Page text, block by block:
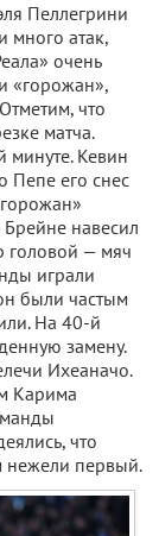
Пеллегрини
много атак,
очень
«горожан»,
что
матча.
Кевин
Пепе его снес
навесил
головой — мяч
играли
были частым
На 40-й
замену.
Ихеаначо.
Карима
что
нежели первый.